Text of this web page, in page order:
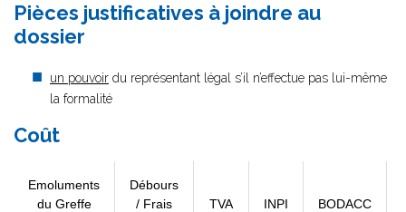
Pièces justificatives à joindre au
dossier
un pouvoir du représentant légal s’il n’effectue pas lui-même
la formalité
Coût
Emoluments
du Greffe
Débours
/ Frais
TVA INPI BODACC